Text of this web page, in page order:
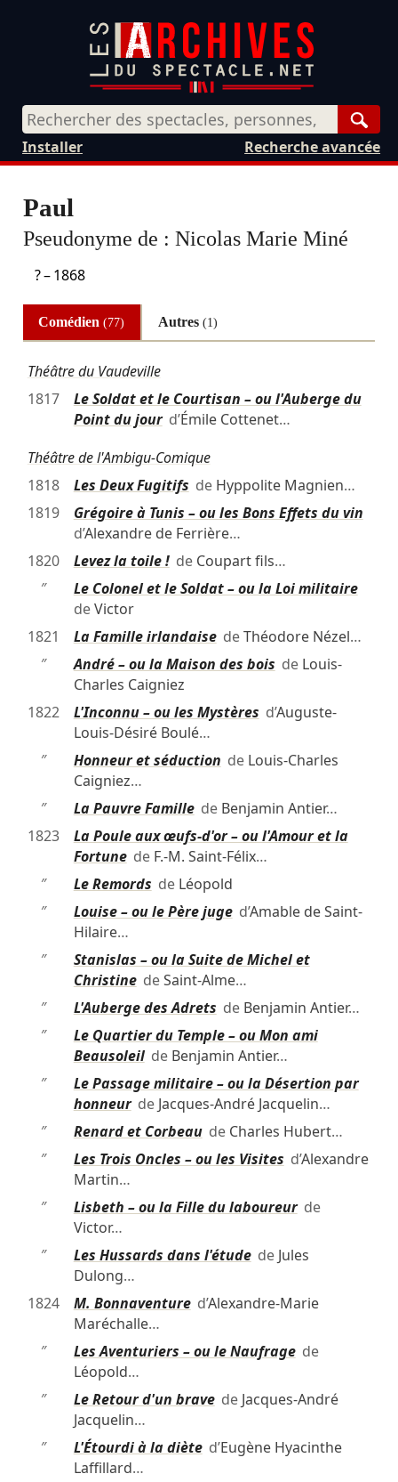
Recherche avancée
Installer
Paul
Pseudonyme de : Nicolas Marie Miné
? –1868
Comédien(77) Autres (1)
Théâtre du Vaudeville
1817
Le Soldat et le Courtisan – ou l'Auberge du
Point du jourd’Émile Cottenet…
Théâtre de l'Ambigu-Comique
1818
Les Deux Fugitifs de Hyppolite Magnien…
1819
Grégoire à Tunis – ou les Bons Effets du vin
d’Alexandre de Ferrière…
1820
Levez la toile !de Coupart fils…
″
Le Colonel et le Soldat – ou la Loi militaire
deVictor
1821
La Famille irlandaisedeThéodore Nézel…
″
André – ou la Maison des bois de Louis-
Charles Caigniez
1822
L'Inconnu – ou les Mystères d’Auguste-
Louis-Désiré Boulé…
″
Honneur et séduction de Louis-Charles
Caigniez…
″
La Pauvre Famillede Benjamin Antier…
1823
La Poule aux œufs-d'or – ou l'Amour et la
Fortunede F.-M. Saint-Félix…
″
Le Remords de Léopold
″
Louise – ou le Père juged’Amable de Saint-
Hilaire…
″
Stanislas – ou la Suite de Michel et
ChristinedeSaint-Alme…
″
L'Auberge des Adrets de Benjamin Antier…
″
Le Quartier du Temple – ou Mon ami
Beausoleilde Benjamin Antier…
″
Le Passage militaire – ou la Désertion par
honneurde Jacques-André Jacquelin…
″
Renard et Corbeaude Charles Hubert…
″
Les Trois Oncles – ou les Visites d’Alexandre
Martin…
″
Lisbeth – ou la Fille du laboureurde
Victor…
″
Les Hussards dans l'étudede Jules
Dulong…
1824
M. Bonnaventured’Alexandre-Marie
Maréchalle…
″
Les Aventuriers – ou le Naufragede
Léopold…
″
Le Retour d'un bravede Jacques-André
Jacquelin…
″
L'Étourdi à la dièted’Eugène Hyacinthe
Laffillard…